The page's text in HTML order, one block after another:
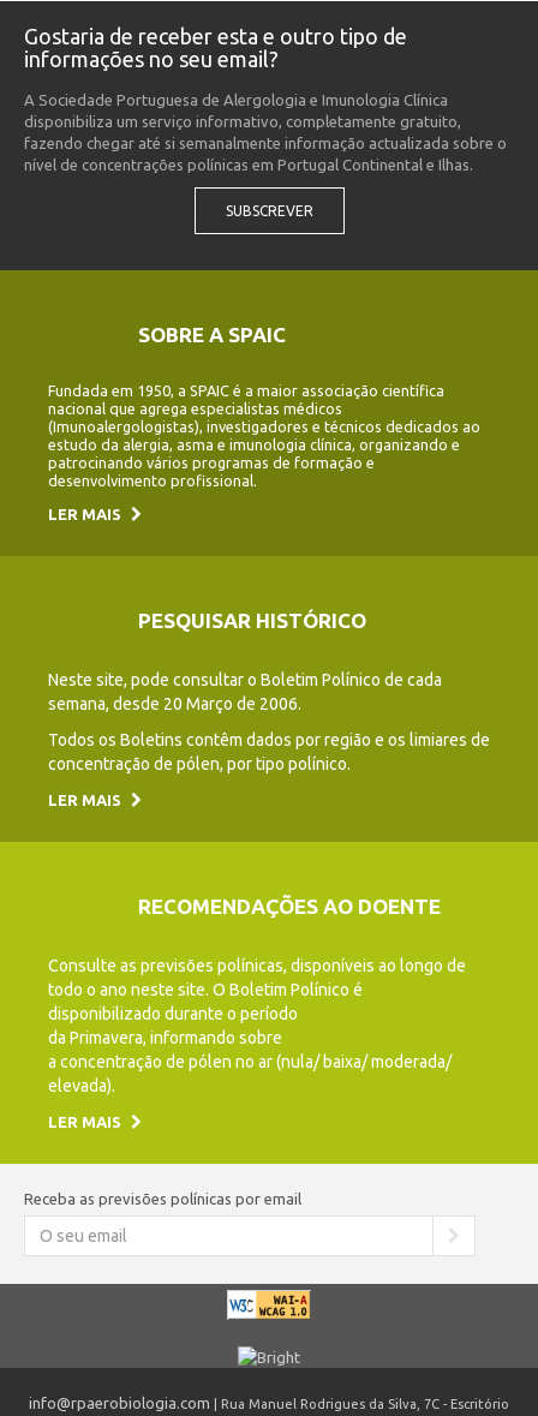
Gostaria de receber esta e outro tipo de
informações no seu email?
A Sociedade Portuguesa de Alergologia e Imunologia Clínica
disponibiliza um serviço informativo, completamente gratuito,
fazendo chegar até si semanalmente informação actualizada sobre o
nível de concentrações polínicas em Portugal Continental e Ilhas.
SUBSCREVER
SOBRE A SPAIC
Fundada em 1950, a SPAIC é a maior associação científica
nacional que agrega especialistas médicos
(Imunoalergologistas), investigadores e técnicos dedicados ao
estudo da alergia, asma e imunologia clínica, organizando e
patrocinando vários programas de formação e
desenvolvimento profissional.
LER MAIS
PESQUISAR HISTÓRICO
Neste site, pode consultar o Boletim Polínico de cada
semana, desde 20 Março de 2006.
Todos os Boletins contêm dados por região e os limiares de
concentração de pólen, por tipo polínico.
LER MAIS
RECOMENDAÇÕES AO DOENTE
Consulte as previsões polínicas, disponíveis ao longo de
todo o ano neste site. O Boletim Polínico é
disponibilizado durante o período
da Primavera, informando sobre
a concentração de pólen no ar (nula/ baixa/ moderada/
elevada).
LER MAIS
info@rpaerobiologia.com | Rua Manuel Rodrigues da Silva, 7C - Escritório
Receba as previsões polínicas por email